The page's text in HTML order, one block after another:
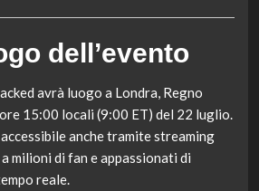
dell’evento
avrà luogo a Londra, Regno
15:00 locali (9:00 ET) del 22 luglio.
anche tramite streaming
milioni di fan e appassionati di
reale.